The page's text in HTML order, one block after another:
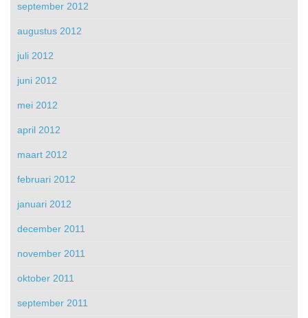
september 2012
augustus 2012
juli 2012
juni 2012
mei 2012
april 2012
maart 2012
februari 2012
januari 2012
december 2011
november 2011
oktober 2011
september 2011